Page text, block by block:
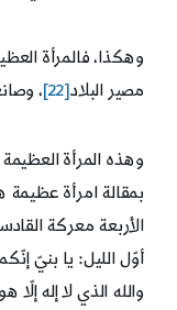
وهكذا، فالمرأة
مصير البلاد[22] ،
وهذه المرأة
بمقالة امرأة
الأربعة معركة
أوّل الليل: يا بنيّ
والله الذي لا إله